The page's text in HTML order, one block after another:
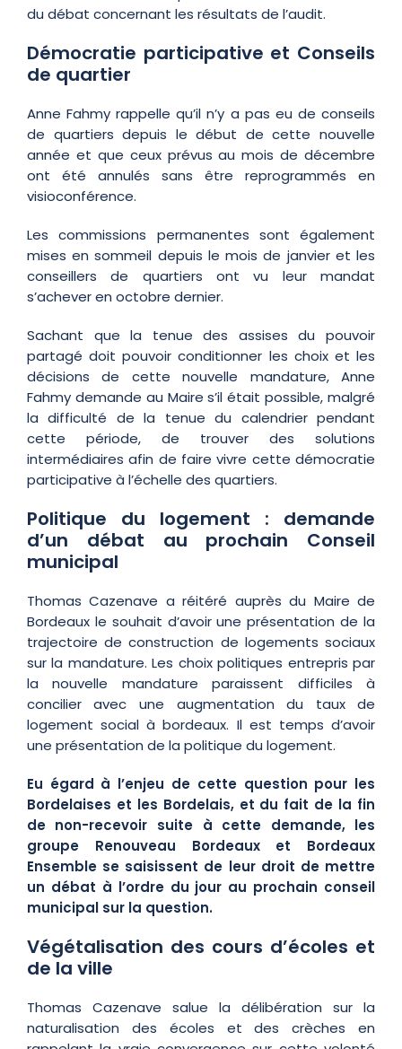
du débat concernant les résultats de l’audit.
Démocratie participative et Conseils
de quartier
Anne Fahmy rappelle qu’il n’y a pas eu de conseils
de quartiers depuis le début de cette nouvelle
année et que ceux prévus au mois de décembre
ont été annulés sans être reprogrammés en
visioconférence.
Les commissions permanentes sont également
mises en sommeil depuis le mois de janvier et les
conseillers de quartiers ont vu leur mandat
s’achever en octobre dernier.
Sachant que la tenue des assises du pouvoir
partagé doit pouvoir conditionner les choix et les
décisions de cette nouvelle mandature, Anne
Fahmy demande au Maire s’il était possible, malgré
la difficulté de la tenue du calendrier pendant
cette période, de trouver des solutions
intermédiaires afin de faire vivre cette démocratie
participative à l’échelle des quartiers.
Politique du logement : demande
d’un débat au prochain Conseil
municipal
Thomas Cazenave a réitéré auprès du Maire de
Bordeaux le souhait d’avoir une présentation de la
trajectoire de construction de logements sociaux
sur la mandature. Les choix politiques entrepris par
la nouvelle mandature paraissent difficiles à
concilier avec une augmentation du taux de
logement social à bordeaux. Il est temps d’avoir
une présentation de la politique du logement.
Eu égard à l’enjeu de cette question pour les
Bordelaises et les Bordelais, et du fait de la fin
de non-recevoir suite à cette demande, les
groupe Renouveau Bordeaux et Bordeaux
Ensemble se saisissent de leur droit de mettre
un débat à l’ordre du jour au prochain conseil
municipal sur la question.
Végétalisation des cours d’écoles et
de la ville
Thomas Cazenave salue la délibération sur la
naturalisation des écoles et des crèches en